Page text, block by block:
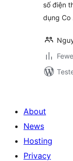
số điện
dụng Co
About
News
Hosting
Privacy